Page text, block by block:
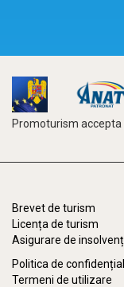
Promoturism
Brevet de turism
Licența de turism
Asigurare de
Politica de
Termeni de utilizare